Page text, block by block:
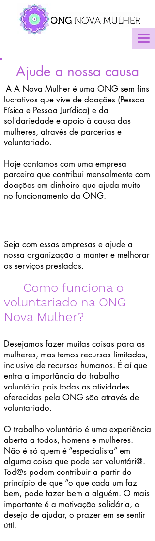
Ajude a nossa causa
A A Nova Mulher é uma ONG sem fins
lucrativos que vive de doações (Pessoa
Física e Pessoa Jurídica) e da
solidariedade e apoio à causa das
mulheres, através de parcerias e
voluntariado.
Hoje contamos com uma empresa
parceira que contribui mensalmente com
doações em dinheiro que ajuda muito
no funcionamento da ONG.
Seja com essas empresas e ajude a
nossa organização a manter e melhorar
os serviços prestados.
Como funciona o
voluntariado na ONG
Nova Mulher?
Desejamos fazer muitas coisas para as
mulheres, mas temos recursos limitados,
inclusive de recursos humanos. É aí que
entra a importância do trabalho
voluntário pois todas as atividades
oferecidas pela ONG são através de
voluntariado.
O trabalho voluntário é uma experiência
aberta a todos, homens e mulheres.
Não é só quem é “especialista” em
alguma coisa que pode ser voluntári@.
Tod@s podem contribuir a partir do
princípio de que “o que cada um faz
bem, pode fazer bem a alguém. O mais
importante é a motivação solidária, o
desejo de ajudar, o prazer em se sentir
útil.